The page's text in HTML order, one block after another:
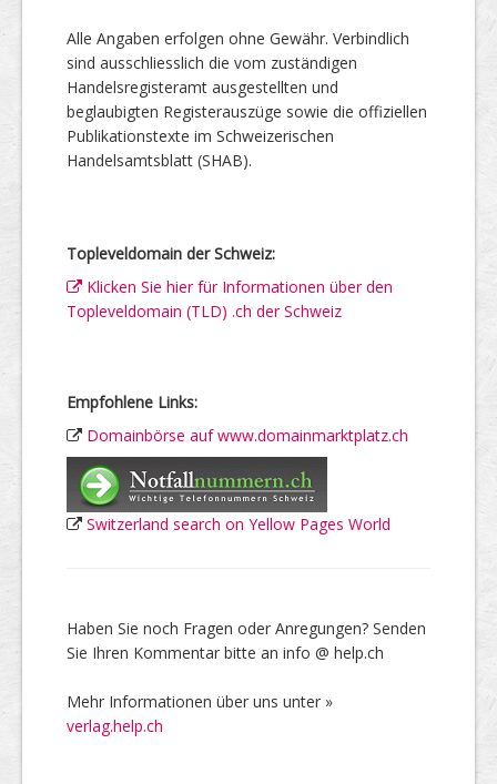
Alle Angaben erfolgen ohne Gewähr. Verbindlich
sind ausschliesslich die vom zuständigen
Handelsregisteramt ausgestellten und
beglaubigten Registerauszüge sowie die offiziellen
Publikationstexte im Schweizerischen
Handelsamtsblatt (SHAB).
Topleveldomain der Schweiz:
Klicken Sie hier für Informationen über den
Topleveldomain (TLD) .ch der Schweiz
Empfohlene Links:
Domainbörse auf www.domainmarktplatz.ch
Switzerland search on Yellow Pages World
Haben Sie noch Fragen oder Anregungen? Senden
Sie Ihren Kommentar bitte an info @ help.ch
Mehr Informationen über uns unter »
verlag.help.ch